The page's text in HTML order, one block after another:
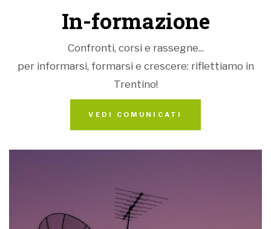
In-formazione
Confronti, corsi e rassegne...
per informarsi, formarsi e crescere: riflettiamo in
Trentino!
VEDI COMUNICATI